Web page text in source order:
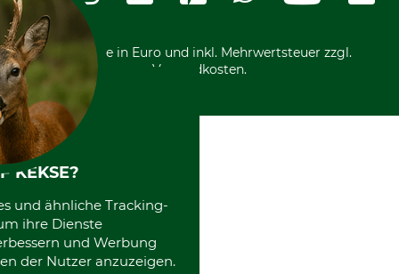
Nachhaltigkeit
Entsorgung und Umwelt
Datenschutz Print
Motorgeräteshop
Über uns
Community
International
Kooperationen
Alle Preise in Euro und inkl. Mehrwertsteuer zzgl.
Versandkosten.
KEKSE?
und ähnliche Tracking-
ihre Dienste
und Werbung
der Nutzer anzuzeigen.